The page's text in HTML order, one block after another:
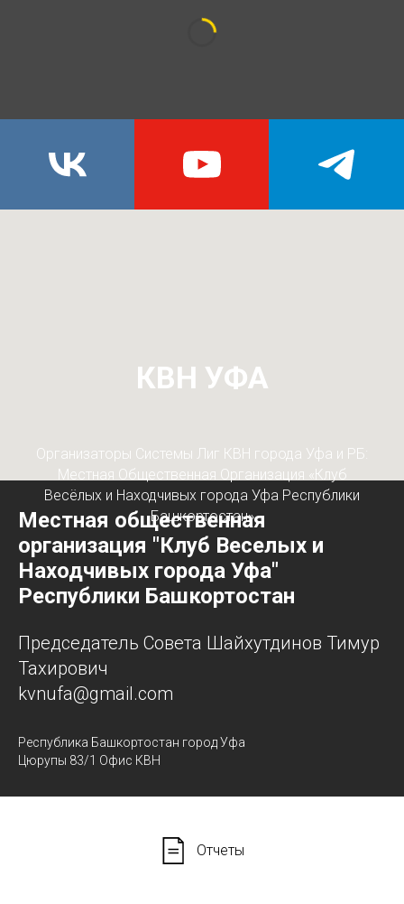
КВН УФА
Организаторы Системы Лиг КВН города Уфа и РБ:
Местная Общественная Организация «Клуб
Весёлых и Находчивых города Уфа Республики
Башкортостан»
Местная общественная
организация "Клуб Веселых и
Находчивых города Уфа"
Республики Башкортостан
Председатель Совета Шайхутдинов Тимур
Тахирович
kvnufa@gmail.com
Республика Башкортостан город Уфа
Цюрупы 83/1 Офис КВН
Отчеты